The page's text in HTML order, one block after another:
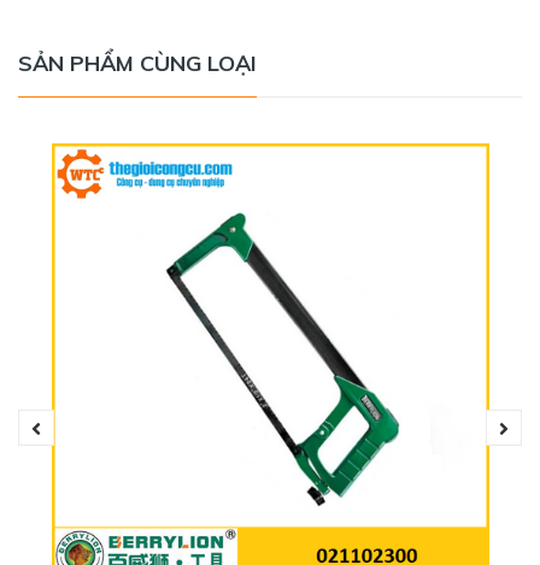
- Xuất xứ: Danmark
- Kích thước:350mm
- Răng cưa: 12T/13P
- Chất liệu: Được làm bằng thép cho độ ổn định và chắc
- Thiết kế chống bám tạo cảm giác thoải mái khi sử dụng
- Trọng lượng:
SẢN PHẨM CÙNG LOẠI